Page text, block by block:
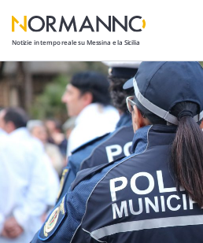
Notizie in tempo reale su Messina e la Sicilia
Attualità
Cronaca
Politica
Cultura
Lavoro